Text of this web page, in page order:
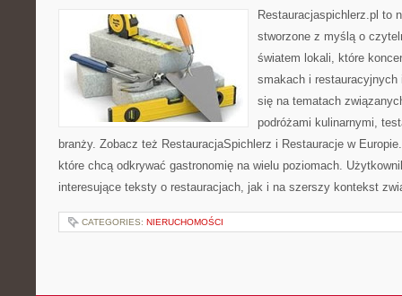
Restauracjaspichlerz.pl to
stworzone z myślą o
światem lokali, które
smakach i
się na tematach
podróżami kulinarnymi,
branży. Zobacz też RestauracjaSpichlerz i Restauracje w
które chcą odkrywać gastronomię na wielu poziomach.
interesujące teksty o restauracjach, jak i na szerszy kontekst
CATEGORIES: NIERUCHOMOŚCI